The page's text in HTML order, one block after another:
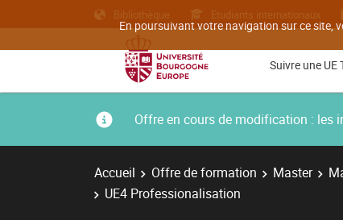
En poursuivant votre navigation sur ce site,
Bibliothèque Etudiants internationaux
Suivre une UE
Offre en cours de modification : les
Accueil Offre de formation Master
UE4 Professionalisation